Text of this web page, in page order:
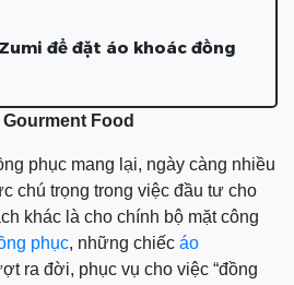
để đặt áo khoác đồng
Food
phục mang lại, ngày càng nhiều
chú trọng trong việc đầu tư cho
khác là cho chính bộ mặt công
phục, những chiếc áo
ra đời, phục vụ cho việc “đồng